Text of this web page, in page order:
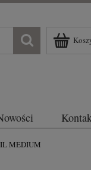
MEDIUM